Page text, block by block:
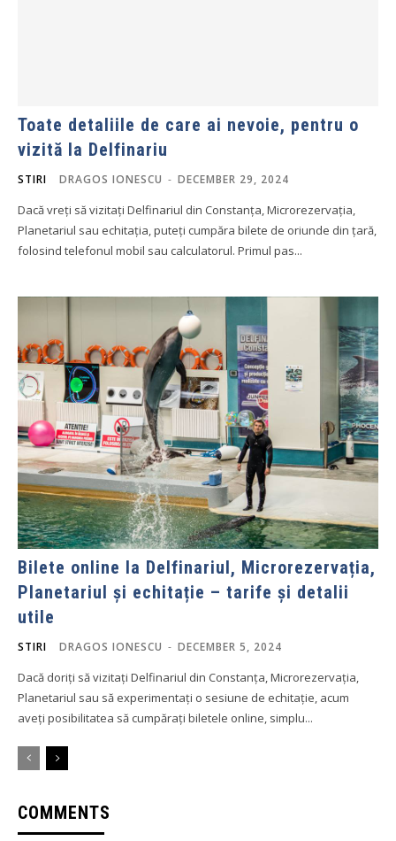
Toate detaliile de care ai nevoie, pentru o
vizită la Delfinariu
STIRI DRAGOS IONESCU - DECEMBER 29, 2024
Dacă vreți să vizitați Delfinariul din Constanța, Microrezervația,
Planetariul sau echitația, puteți cumpăra bilete de oriunde din țară,
folosind telefonul mobil sau calculatorul. Primul pas...
Bilete online la Delfinariul, Microrezervația,
Planetariul și echitație – tarife și detalii
utile
STIRI DRAGOS IONESCU - DECEMBER 5, 2024
Dacă doriți să vizitați Delfinariul din Constanța, Microrezervația,
Planetariul sau să experimentați o sesiune de echitație, acum
aveți posibilitatea să cumpărați biletele online, simplu...
COMMENTS